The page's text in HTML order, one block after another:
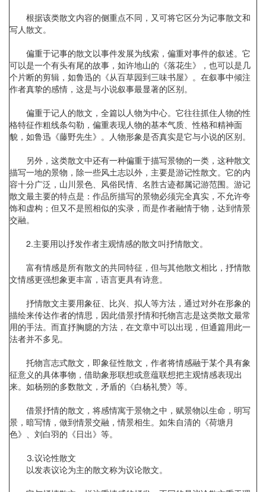
根据该类散文内容的侧重点不同，又可将它区分为记事散文和
写人散文。
偏重于记事的散文以事件发展为线索，偏重对事件的叙述。它
可以是一个有头有尾的故事，如许地山的《落花生》，也可以是几
个片断的剪辑，如鲁迅的《从百草园到三味书屋》。在叙事中倾注
作者真挚的感情，这是与小说叙事最显著的区别。
偏重于记人的散文，全篇以人物为中心。它往往抓住人物的性
格特征作粗线条勾勒，偏重表现人物的基本气质、性格和精神面
貌，如鲁迅《藤野先生》。人物形象是否真实是它与小说的区别。
另外，这类散文中还有一种偏重于描写景物的一类，这种散文
描写一地的景物，除一些风土志以外，主要是游记性散文。它的内
容十分广泛，山川景色、风俗民情、名胜古迹都属记游范围。游记
散文最主要的特点是：作品所描写的景物必须完全真实，不允许夸
饰和虚构；但又不是照相似的实录，而是作者融情于物，达到情景
交融。
2.主要用以抒发作者主观情感的散文叫抒情散文。
富有情感是所有散文的共同特征，但与其他散文相比，抒情散
文情感更强想象更丰富，语言更具有诗意。
抒情散文主要用象征、比兴、拟人等方法，通过对外在形象的
描绘来传达作者的情思，因此借景抒情和托物言志是这类散文最常
用的手法。而直抒胸臆的方法，在文章中可以出现，但通篇用此一
法者并不多见。
托物言志式散文，即象征性散文，作者将情感融于某个具有象
征意义的具体事物，借助象形联想或意蕴联想把主观情感表现出
来。如杨朔的多数散文，矛盾的《白杨礼赞》等。
借景抒情的散文，将感情寓于景物之中，赋景物以生命，明写
景，暗写情，做到情景交融，情景相生。如朱自清的《荷塘月
色》、刘白羽的《日出》等。
⒊议论性散文
以发表议论为主的散文称为议论散文。